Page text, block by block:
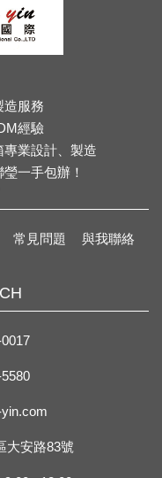
造服務
經驗
業設計、製造
一手包辦！
常見問題
與我聯絡
大安路83號